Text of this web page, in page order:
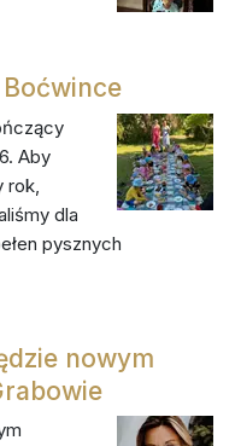
Aby
dla
pysznych
nowym